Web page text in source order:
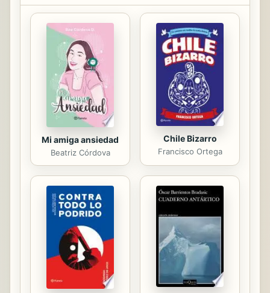
generación del 27.
Mi amiga ansiedad
Beatriz Córdova
Chile Bizarro
Francisco Ortega